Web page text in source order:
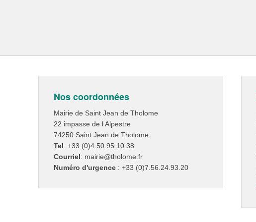
Nos coordonnées
Mairie de Saint Jean de Tholome
22 impasse de l Alpestre
74250 Saint Jean de Tholome
Tel: +33 (0)4.50.95.10.38
Courriel: mairie@tholome.fr
Numéro d'urgence : +33 (0)7.56.24.93.20